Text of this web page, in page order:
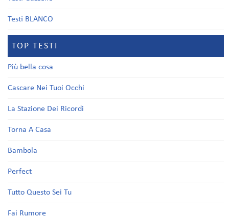
Testi BLANCO
TOP TESTI
Più bella cosa
Cascare Nei Tuoi Occhi
La Stazione Dei Ricordi
Torna A Casa
Bambola
Perfect
Tutto Questo Sei Tu
Fai Rumore